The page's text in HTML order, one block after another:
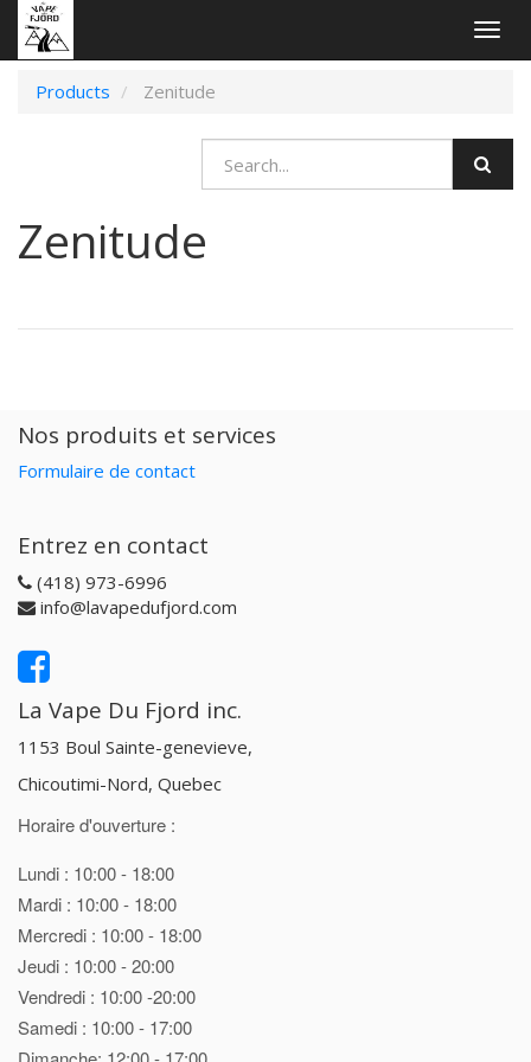
Products
Zenitude
Zenitude
Nos produits et services
Formulaire de contact
Entrez en contact
(418) 973-6996
info@lavapedufjord.com
La Vape Du Fjord inc.
1153 Boul Sainte-genevieve,
Chicoutimi-Nord, Quebec
Horaire d'ouverture :
Lundi : 10:00 - 18:00
Mardi : 10:00 - 18:00
Mercredi : 10:00 - 18:00
Jeudi : 10:00 - 20:00
Vendredi : 10:00 -20:00
Samedi : 10:00 - 17:00